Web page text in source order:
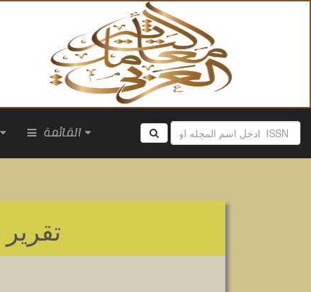
القائمة
تقرير